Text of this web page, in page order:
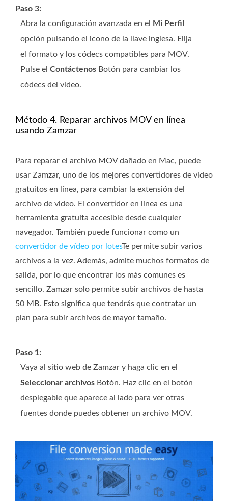
Paso 3:
Abra la configuración avanzada en el
Mi Perfil
opción pulsando el icono de la llave inglesa. Elija
el formato y los códecs compatibles para MOV.
Pulse el Contáctenos Botón para cambiar los
códecs del vídeo.
Método 4. Reparar archivos MOV en línea
usando Zamzar
Para reparar el archivo MOV dañado en Mac, puede
usar Zamzar, uno de los mejores convertidores de video
gratuitos en línea, para cambiar la extensión del
archivo de video. El convertidor en línea es una
herramienta gratuita accesible desde cualquier
navegador. También puede funcionar como un
convertidor de vídeo por lotesTe permite subir varios
archivos a la vez. Además, admite muchos formatos de
salida, por lo que encontrar los más comunes es
sencillo. Zamzar solo permite subir archivos de hasta
50 MB. Esto significa que tendrás que contratar un
plan para subir archivos de mayor tamaño.
Paso 1:
Vaya al sitio web de Zamzar y haga clic en el
Seleccionar archivos Botón. Haz clic en el botón
desplegable que aparece al lado para ver otras
fuentes donde puedes obtener un archivo MOV.